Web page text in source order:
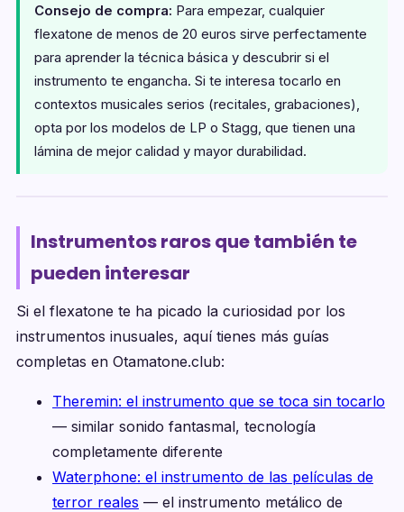
Consejo de compra: Para empezar, cualquier
flexatone de menos de 20 euros sirve perfectamente
para aprender la técnica básica y descubrir si el
instrumento te engancha. Si te interesa tocarlo en
contextos musicales serios (recitales, grabaciones),
opta por los modelos de LP o Stagg, que tienen una
lámina de mejor calidad y mayor durabilidad.
Instrumentos raros que también te
pueden interesar
Si el flexatone te ha picado la curiosidad por los
instrumentos inusuales, aquí tienes más guías
completas en Otamatone.club:
Theremin: el instrumento que se toca sin tocarlo
— similar sonido fantasmal, tecnología
completamente diferente
Waterphone: el instrumento de las películas de
terror reales — el instrumento metálico de